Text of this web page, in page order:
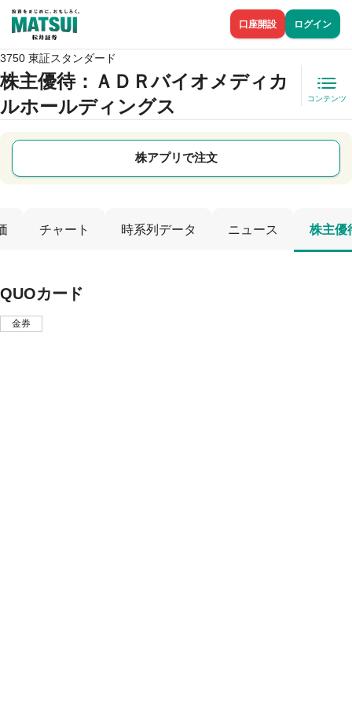
口座開設 ログイン
3750 東証スタンダード
株主優待：ＡＤＲバイオメディカ
ルホールディングス
コンテンツ
株アプリで注文
チャート 時系列データ ニュース 株主優
QUOカード
金券